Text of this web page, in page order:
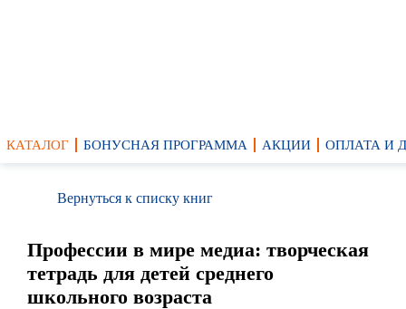
КАТАЛОГ БОНУСНАЯ ПРОГРАММА АКЦИИ ОПЛАТА И
Вернуться к списку книг
Профессии в мире медиа: творческая
тетрадь для детей среднего
школьного возраста